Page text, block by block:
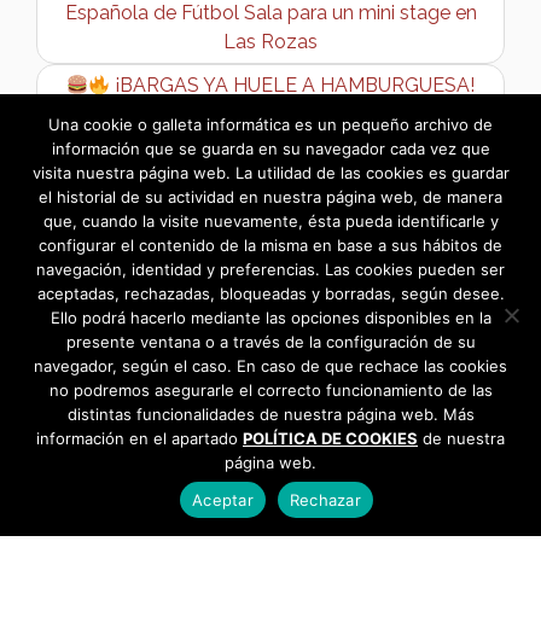
Española de Fútbol Sala para un mini stage en
Las Rozas
¡BARGAS YA HUELE A HAMBURGUESA!
Una cookie o galleta informática es un pequeño archivo de
información que se guarda en su navegador cada vez que
visita nuestra página web. La utilidad de las cookies es guardar
el historial de su actividad en nuestra página web, de manera
que, cuando la visite nuevamente, ésta pueda identificarle y
configurar el contenido de la misma en base a sus hábitos de
navegación, identidad y preferencias. Las cookies pueden ser
aceptadas, rechazadas, bloqueadas y borradas, según desee.
Ello podrá hacerlo mediante las opciones disponibles en la
presente ventana o a través de la configuración de su
navegador, según el caso. En caso de que rechace las cookies
no podremos asegurarle el correcto funcionamiento de las
distintas funcionalidades de nuestra página web. Más
información en el apartado POLÍTICA DE COOKIES de nuestra
página web.
Aceptar
Rechazar